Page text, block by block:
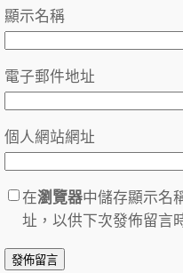
顯示名稱
電子郵件地址
個人網站網址
在瀏覽器中儲存顯示名
址，以供下次發佈留言